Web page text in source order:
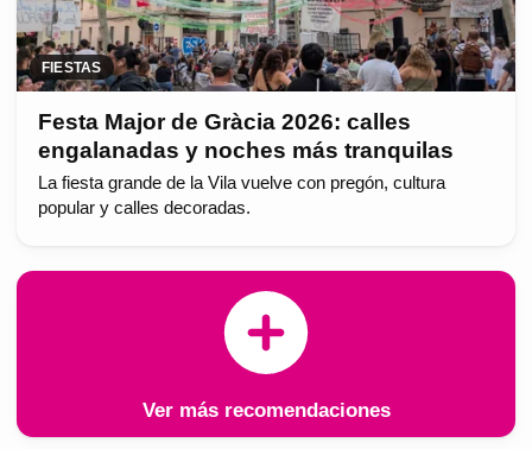
FIESTAS
Festa Major de Gràcia 2026: calles
engalanadas y noches más tranquilas
La fiesta grande de la Vila vuelve con pregón, cultura
popular y calles decoradas.
Ver más recomendaciones